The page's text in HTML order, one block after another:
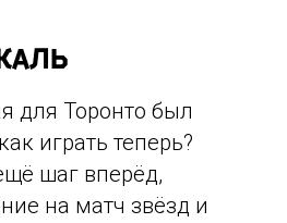
для Торонто был
играть теперь?
шаг вперёд,
на матч звёзд и